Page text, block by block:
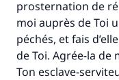
prosternation de ré
moi auprès de Toi
péchés, et fais d’
de Toi. Agrée-la de
Ton esclave-